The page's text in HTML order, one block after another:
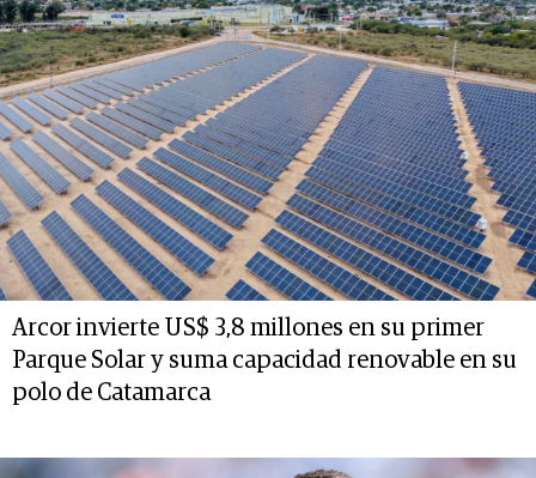
Arcor invierte US$ 3,8 millones en su primer
Parque Solar y suma capacidad renovable en su
polo de Catamarca